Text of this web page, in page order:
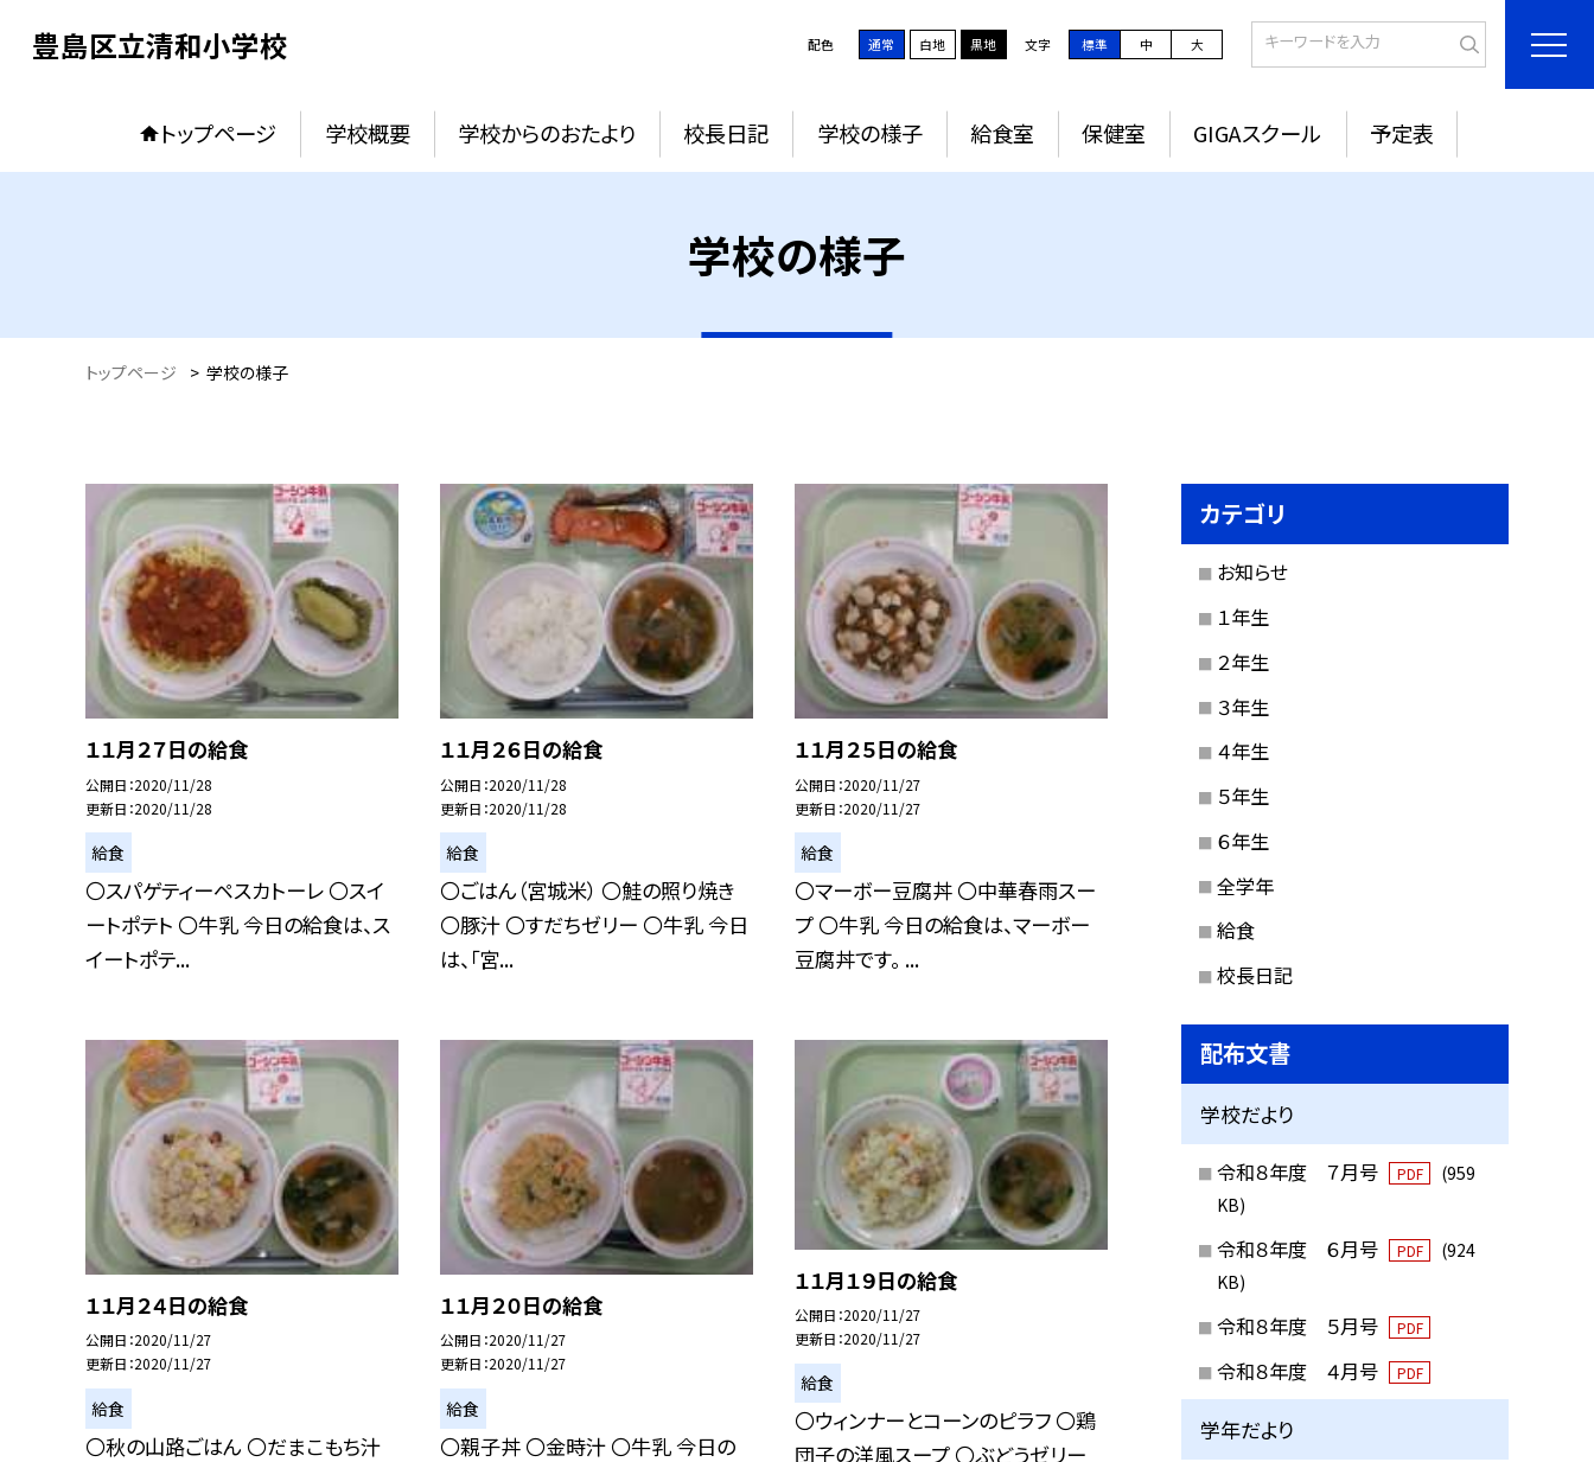
豊島区立清和小学校 配色 通常 白地 黒地 文字 標準 中 大
トップページ 学校概要 学校からのおたより 校長日記 学校の様子 給食室 保健室 GIGAスクール 予定表
学校の様子
トップページ > 学校の様子
１１月２７日の給食
公開日 2020/11/28
更新日 2020/11/28
給食
〇スパゲティーペスカトーレ 〇スイ
ートポテト 〇牛乳 今日の給食は、ス
イートポテ...
１１月２６日の給食
公開日 2020/11/28
更新日 2020/11/28
給食
〇ごはん（宮城米） 〇鮭の照り焼き
〇豚汁 〇すだちゼリー 〇牛乳 今日
は、「宮...
１１月２５日の給食
公開日 2020/11/27
更新日 2020/11/27
給食
〇マーボー豆腐丼 〇中華春雨スー
プ 〇牛乳 今日の給食は、マーボー
豆腐丼です。 ...
１１月２４日の給食
公開日 2020/11/27
更新日 2020/11/27
給食
〇秋の山路ごはん 〇だまこもち汁
１１月２０日の給食
公開日 2020/11/27
更新日 2020/11/27
給食
〇親子丼 〇金時汁 〇牛乳 今日の
１１月１９日の給食
公開日 2020/11/27
更新日 2020/11/27
給食
〇ウィンナーとコーンのピラフ 〇鶏
団子の洋風スープ 〇ぶどうゼリー
カテゴリ
お知らせ
１年生
２年生
３年生
４年生
５年生
６年生
全学年
給食
校長日記
配布文書
学校だより
令和８年度 ７月号 PDF
(959
KB)
令和８年度 ６月号 PDF
(924
KB)
令和８年度 ５月号 PDF
令和８年度 ４月号 PDF
学年だより